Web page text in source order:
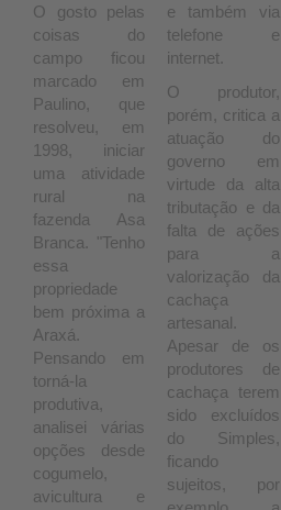
O gosto pelas
coisas do
campo ficou
marcado em
Paulino, que
resolveu, em
1998, iniciar
uma atividade
rural na
fazenda Asa
Branca. "Tenho
essa
propriedade
bem próxima a
Araxá.
Pensando em
torná-la
produtiva,
analisei várias
opções desde
cogumelo,
avicultura e
e também via
telefone e
internet.
O produtor,
porém, critica a
atuação do
governo em
virtude da alta
tributação e da
falta de ações
para a
valorização da
cachaça
artesanal.
Apesar de os
produtores de
cachaça terem
sido excluídos
do Simples,
ficando
sujeitos, por